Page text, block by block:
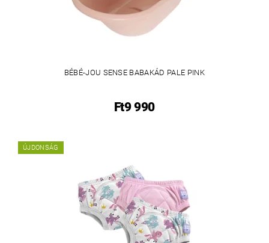
BÉBÉ-JOU SENSE BABAKÁD PALE PINK
Ft9 990
ÚJDONSÁG